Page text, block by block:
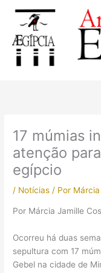
conteúdo
17 múmias
atenção
egípcio
/ Notícias / Por
Por Márcia Jamille
Ocorreu há duas
sepultura com 17
Gebel na cidade de